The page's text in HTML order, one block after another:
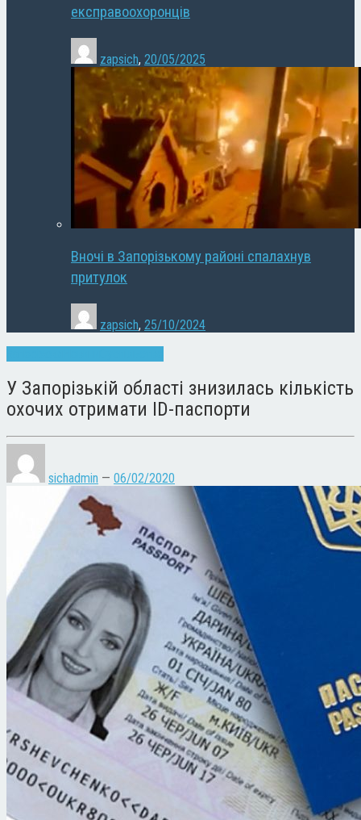
експравоохоронців
zapsich, 20/05/2025
Вночі в Запорізькому районі спалахнув
притулок
zapsich, 25/10/2024
У Запорізькій області знизилась кількість
охочих отримати ID-паспорти
sichadmin — 06/02/2020